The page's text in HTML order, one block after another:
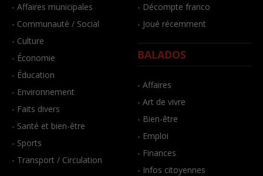
- Affaires municipales
- Communauté / Social
- Culture
- Économie
- Éducation
- Environnement
- Faits divers
- Santé et bien-être
- Sports
- Transport / Circulation
- Décompte franco
- Joué récemment
BALADOS
- Affaires
- Art de vivre
- Bien-être
- Emploi
- Finances
- Infos citoyennes